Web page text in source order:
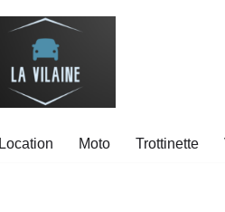
Location Moto Trottinette